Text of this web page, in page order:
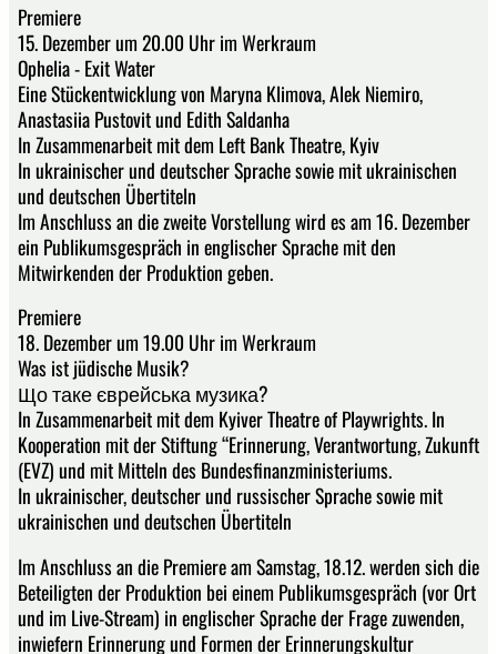
Premiere
15. Dezember um 20.00 Uhr im Werkraum
Ophelia - Exit Water
Eine Stückentwicklung von Maryna Klimova, Alek Niemiro,
Anastasiia Pustovit und Edith Saldanha
In Zusammenarbeit mit dem Left Bank Theatre, Kyiv
In ukrainischer und deutscher Sprache sowie mit ukrainischen
und deutschen Übertiteln
Im Anschluss an die zweite Vorstellung wird es am 16. Dezember
ein Publikumsgespräch in englischer Sprache mit den
Mitwirkenden der Produktion geben.
Premiere
18. Dezember um 19.00 Uhr im Werkraum
Was ist jüdische Musik?
Що таке єврейська музика?
In Zusammenarbeit mit dem Kyiver Theatre of Playwrights. In
Kooperation mit der Stiftung “Erinnerung, Verantwortung, Zukunft
(EVZ) und mit Mitteln des Bundesfinanzministeriums.
In ukrainischer, deutscher und russischer Sprache sowie mit
ukrainischen und deutschen Übertiteln
Im Anschluss an die Premiere am Samstag, 18.12. werden sich die
Beteiligten der Produktion bei einem Publikumsgespräch (vor Ort
und im Live-Stream) in englischer Sprache der Frage zuwenden,
inwiefern Erinnerung und Formen der Erinnerungskultur